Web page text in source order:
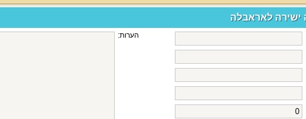
ישירה לאראבלה
הערות: